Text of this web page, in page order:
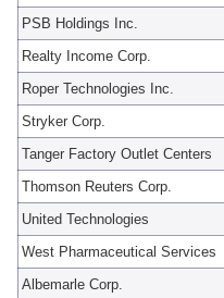
PSB Holdings Inc.
Realty Income Corp.
Roper Technologies Inc.
Stryker Corp.
Tanger Factory Outlet Centers
Thomson Reuters Corp.
United Technologies
West Pharmaceutical Services
Albemarle Corp.